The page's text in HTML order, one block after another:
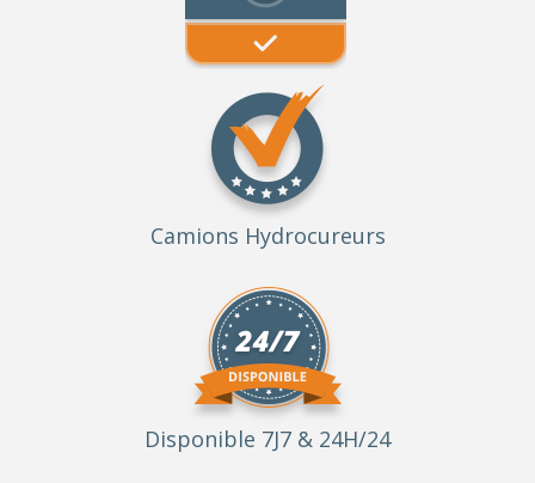
Camions Hydrocureurs
Disponible 7J7 & 24H/24